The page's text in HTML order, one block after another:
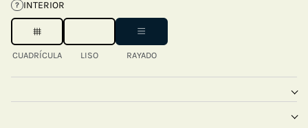
? INTERIOR
CUADRÍCULA LISO RAYADO